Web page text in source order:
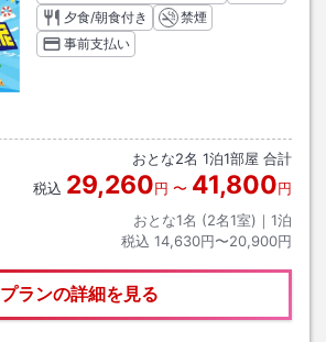
夕食/朝食付き
禁煙
事前支払い
おとな2名 1泊1部屋 合計
税込 29,260円 〜 41,800円
おとな1名 (2名1室)｜ 1泊
税込 14,630円〜20,900円
プランの詳細を見る